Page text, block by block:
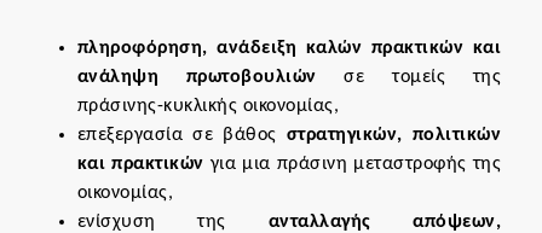
πληροφόρηση, ανάδειξη καλών πρακτικών και
ανάληψη πρωτοβουλιών σε τομείς της
πράσινης-κυκλικής οικονομίας,
επεξεργασία σε βάθος στρατηγικών, πολιτικών
και πρακτικών για μια πράσινη μεταστροφής της
οικονομίας,
ενίσχυση της ανταλλαγής απόψεων,